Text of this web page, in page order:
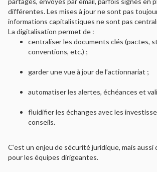
différentes. Les mises à jour ne sont pas
informations capitalistiques ne sont pas
La digitalisation permet de :
centraliser les documents clés (pactes,
conventions, etc.) ;
garder une vue à jour de l’actionnariat ;
automatiser les alertes, échéances et
fluidifier les échanges avec les
conseils.
C’est un enjeu de sécurité juridique, mais
pour les équipes dirigeantes.